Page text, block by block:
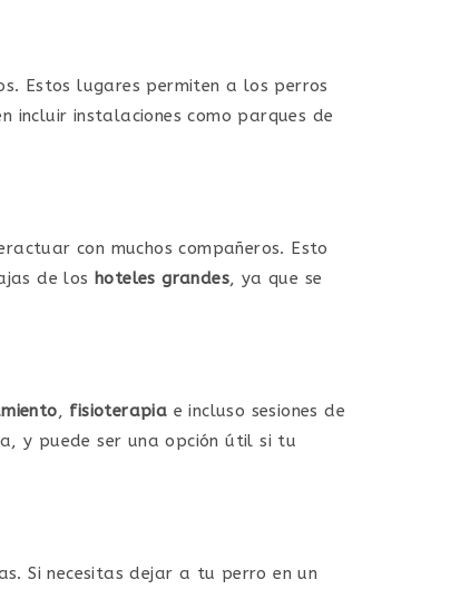
Estos lugares permiten a los perros
incluir instalaciones como parques de
con muchos compañeros. Esto
de los hoteles grandes, ya que se
, fisioterapia e incluso sesiones de
y puede ser una opción útil si tu
Si necesitas dejar a tu perro en un